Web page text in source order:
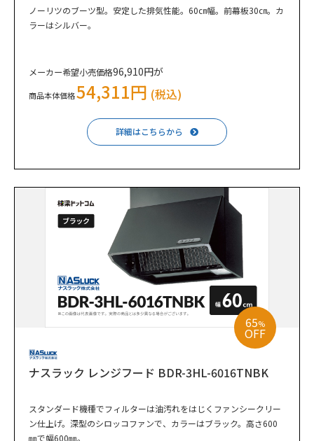
ノーリツのブーツ型。安定した排気性能。60㎝幅。前幕板30㎝。カ
ラーはシルバー。
メーカー希望小売価格96,910円が
商品本体価格54,311円 (税込)
詳細はこちらから
65%
OFF
ナスラック レンジフード BDR-3HL-6016TNBK
スタンダード機種でフィルターは油汚れをはじくファンシークリー
ン仕上げ。深型のシロッコファンで、カラーはブラック。高さ600
㎜で幅600㎜。